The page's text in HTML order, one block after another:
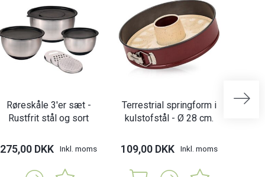
Røreskåle 3'er sæt -
Rustfrit stål og sort
275,00 DKK Inkl. moms
Terrestrial springform i
kulstofstål - Ø 28 cm.
109,00 DKK Inkl. moms